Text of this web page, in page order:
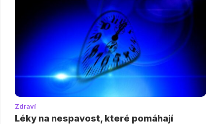
Zdraví
Léky na nespavost, které pomáhají